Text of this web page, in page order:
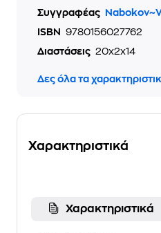
Συγγραφέας
ISBN
9780156027762
Διαστάσεις 20x2x14
Δες όλα τα
Χαρακτηριστικά
Χαρακτηριστικά